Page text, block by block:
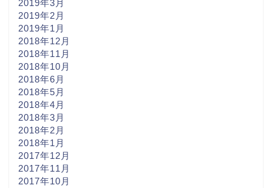
2019年3月
2019年2月
2019年1月
2018年12月
2018年11月
2018年10月
2018年6月
2018年5月
2018年4月
2018年3月
2018年2月
2018年1月
2017年12月
2017年11月
2017年10月